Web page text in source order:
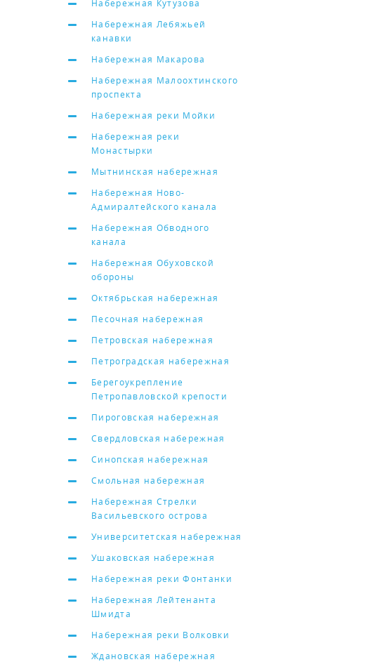
Набережная Кутузова
Набережная Лебяжьей
канавки
Набережная Макарова
Набережная Малоохтинского
проспекта
Набережная реки Мойки
Набережная реки
Монастырки
Мытнинская набережная
Набережная Ново-
Адмиралтейского канала
Набережная Обводного
канала
Набережная Обуховской
обороны
Октябрьская набережная
Песочная набережная
Петровская набережная
Петроградская набережная
Берегоукрепление
Петропавловской крепости
Пироговская набережная
Свердловская набережная
Синопская набережная
Смольная набережная
Набережная Стрелки
Васильевского острова
Университетская набережная
Ушаковская набережная
Набережная реки Фонтанки
Набережная Лейтенанта
Шмидта
Набережная реки Волковки
Ждановская набережная